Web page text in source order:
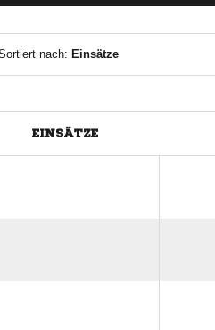
nach: Einsätze
EINSÄTZE